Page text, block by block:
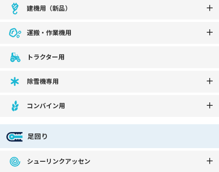
建機用（新品）
運搬・作業機用
トラクター用
除雪機専用
コンバイン用
足回り
シューリンクアッセン